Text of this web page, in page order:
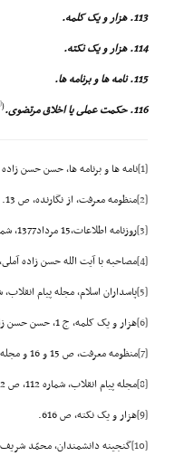
113. هزار و یک کلمه.
114. هزار و یک نکته.
115. نامه ها و برنامه ها.
116. حکمت عملى یا اخلاق مرتضوى.
(
[43]
[1] نامه ها و برنامه ها، حسن حسن زاده آملى، ص 69 و مجله پیام
[2] منظومه معرفت، از نگارنده، ص 13.
[3] روزنامه اطلاعات،15 مرداد1377، شماره 21402، ص7روزنامه جوان، سال اول، 2 شهریور 1378، شماره141.
[4] مصاحبه با آیت الله حسن زاده آملى،
[5] پاسداران اسلام، مجله پیام انقلاب، شماره
[6] هزار و یک کلمه، ج 1، حسن حسن زاده آملى، ص 334 و هزار و یک نکته، همان، ص 549.
[7] منظومه معرفت، ص 15 و 16 و مجله حوزه، شماره 21.
[8] مجله پیام انقلاب، شماره 112، ص 52.
[9] هزار و یک نکته، ص 616.
[10]
گنجینه دانشمندان، محمّد شریف رازى، ج